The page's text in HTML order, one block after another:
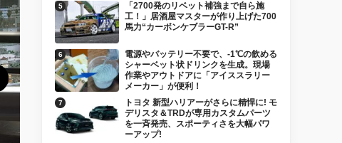
「2700発のリベット補強まで自ら施
工！」居酒屋マスターが作り上げた700
馬力“カーボンケブラーGT-R”
電源やバッテリー不要で、-1℃の飲める
シャーベット状ドリンクを生成。現場
作業やアウトドアに「アイススラリー
メーカー」が便利！
トヨタ 新型ハリアーがさらに精悍に! モ
デリスタ＆TRDが専用カスタムパーツ
を一斉発売、スポーティさを大幅パワ
ーアップ!